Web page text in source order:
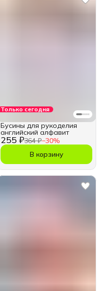
Только сегодня
255 ₽364 ₽−30%
Бусины для рукоделия
английский алфавит
В корзину